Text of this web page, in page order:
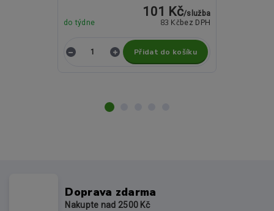
101 Kč/služba
83 Kč bez DPH
do týdne
Přidat do košíku
Doprava zdarma
Nakupte nad 2500 Kč